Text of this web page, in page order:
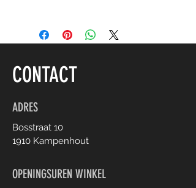
Carpylic/Capric Triglyceride,
Sulfate, Aroma, Magnolia Officinalis
Bark Extract * van gecontroleerde
CONTACT
ADRES
Bosstraat 10
1910 Kampenhout
OPENINGSUREN WINKEL